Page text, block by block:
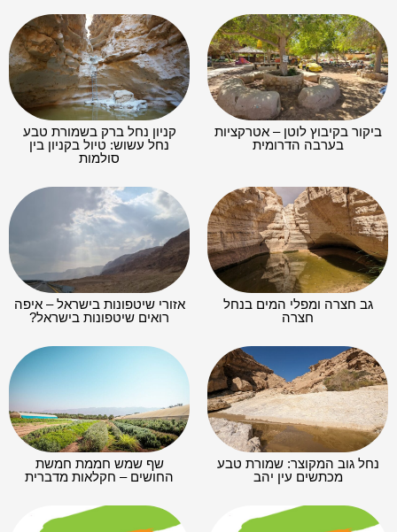
ביקור בקיבוץ לוטן – אטרקציות
בערבה הדרומית
קניון נחל ברק בשמורת טבע
נחל עשוש: טיול בקניון בין
סולמות
גב חצרה ומפלי המים בנחל
חצרה
אזורי שיטפונות בישראל – איפה
רואים שיטפונות בישראל?
נחל גוב המקוצר: שמורת טבע
מכתשים עין יהב
שף שמש חממת חמשת
החושים – חקלאות מדברית